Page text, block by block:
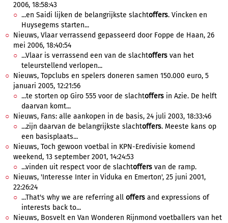
2006, 18:58:43
...en Saidi lijken de belangrijkste slachtoffers. Vincken en
Huysegems starten...
Nieuws, Vlaar verrassend gepasseerd door Foppe de Haan, 26
mei 2006, 18:40:54
...Vlaar is verrassend een van de slachtoffers van het
teleurstellend verlopen...
Nieuws, Topclubs en spelers doneren samen 150.000 euro, 5
januari 2005, 12:21:56
...te storten op Giro 555 voor de slachtoffers in Azie. De helft
daarvan komt...
Nieuws, Fans: alle aankopen in de basis, 24 juli 2003, 18:33:46
...zijn daarvan de belangrijkste slachtoffers. Meeste kans op
een basisplaats...
Nieuws, Toch gewoon voetbal in KPN-Eredivisie komend
weekend, 13 september 2001, 14:24:53
...vinden uit respect voor de slachtoffers van de ramp.
Nieuws, 'Interesse Inter in Viduka en Emerton', 25 juni 2001,
22:26:24
...That's why we are referring all offers and expressions of
interests back to...
Nieuws, Bosvelt en Van Wonderen Rijnmond voetballers van het